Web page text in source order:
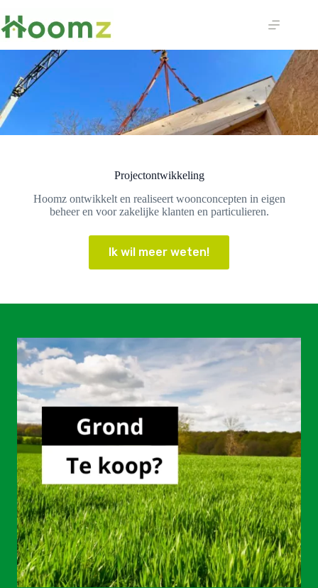
naar
de
Projectontwikkeling
Hoomz ontwikkelt en realiseert woonconcepten in eigen
beheer en voor zakelijke klanten en particulieren.
Ik wil meer weten!